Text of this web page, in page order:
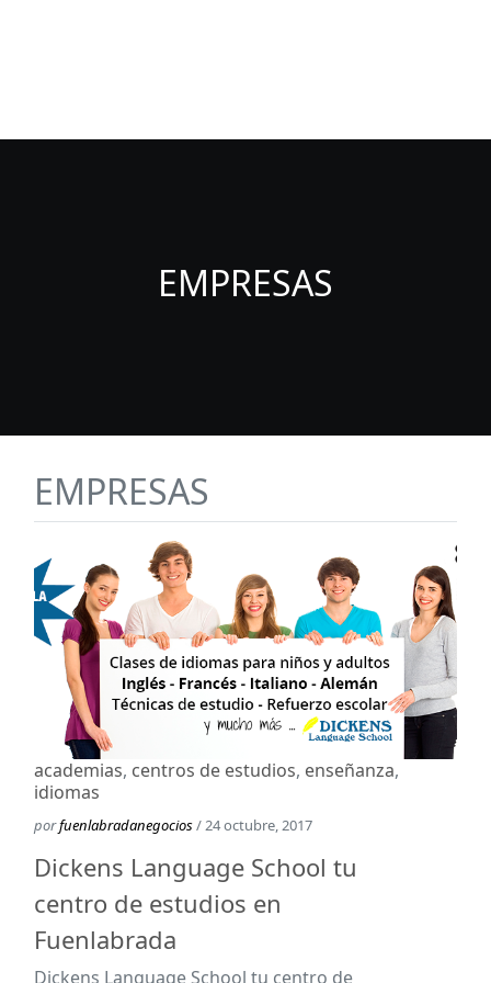
EMPRESAS
EMPRESAS
academias, centros de estudios, enseñanza,
idiomas
porfuenlabradanegocios/ 24 octubre, 2017
Dickens Language School tu
centro de estudios en
Fuenlabrada
Dickens Language School tu centro de